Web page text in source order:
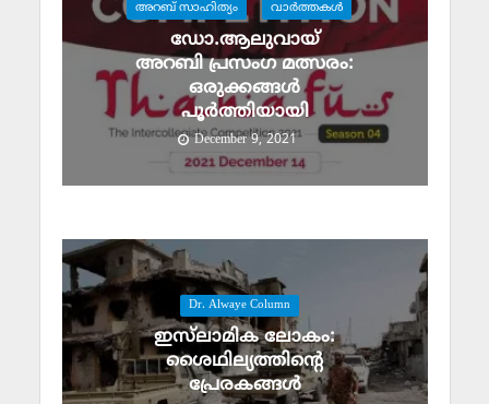
അറബ് സാഹിത്യം
വാര്‍ത്തകള്‍
ഡോ.ആലുവായ്
അറബി പ്രസംഗ മത്സരം:
ഒരുക്കങ്ങൾ
പൂർത്തിയായി
December 9, 2021
Dr. Alwaye Column
ഇസ്‌ലാമിക ലോകം:
ശൈഥില്യത്തിന്റെ
പ്രേരകങ്ങള്‍